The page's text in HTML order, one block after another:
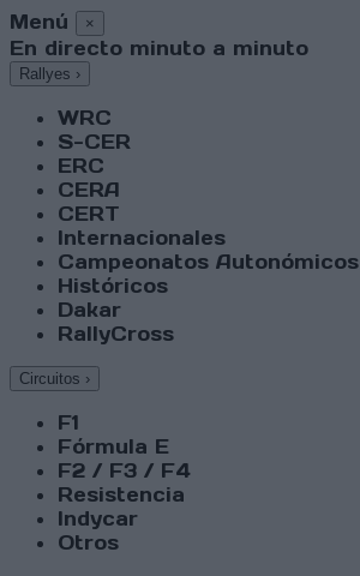
Menú ×
En directo minuto a minuto
Rallyes ›
WRC
S-CER
ERC
CERA
CERT
Internacionales
Campeonatos Autonómicos
Históricos
Dakar
RallyCross
Circuitos ›
F1
Fórmula E
F2 / F3 / F4
Resistencia
Indycar
Otros